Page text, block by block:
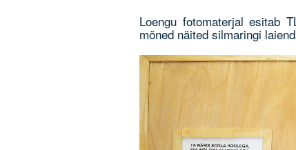
Loengu fotomaterjal esitab
mõned näited silmaringi